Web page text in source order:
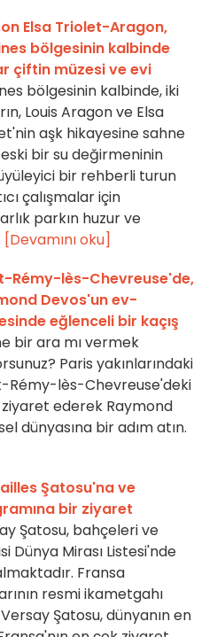
Elsa Triolet-Aragon,
bölgesinin kalbinde
çiftin müzesi ve evi
bölgesinin kalbinde, iki
Louis Aragon ve Elsa
aşk hikayesine sahne
bir su değirmeninin
bir rehberli turun
çalışmalar için
parkın huzur ve
[Devamını oku]
Rémy-lès-Chevreuse'de,
Devos'un ev-
eğlenceli bir kaçış
bir ara mı vermek
Paris yakınlarındaki
Rémy-lès-Chevreuse'deki
ederek Raymond
dünyasına bir adım atın.
Şatosu'na ve
bir ziyaret
Şatosu, bahçeleri ve
Dünya Mirası Listesi'nde
Fransa
resmi ikametgahı
Şatosu, dünyanın en